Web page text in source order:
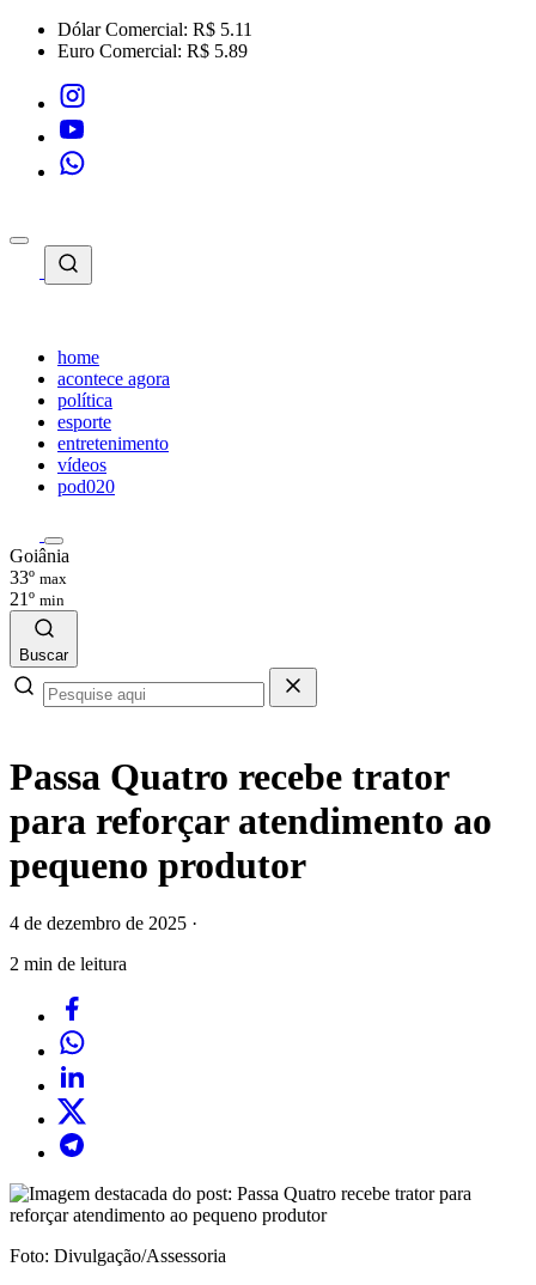
Dólar Comercial: R$ 5.11
Euro Comercial: R$ 5.89
home
acontece agora
política
esporte
entretenimento
vídeos
pod020
Goiânia
33º max
21º min
Buscar
Passa Quatro recebe trator
para reforçar atendimento ao
pequeno produtor
4 de dezembro de 2025 ·
2 min de leitura
Foto: Divulgação/Assessoria